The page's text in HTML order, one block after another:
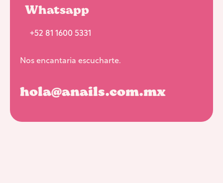
Whatsapp
+52 81 1600 5331
Nos encantaria escucharte.
hola@anails.com.mx